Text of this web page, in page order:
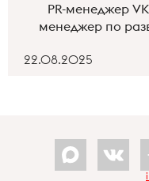
PR-менеджер
менеджер по
22.08.2025